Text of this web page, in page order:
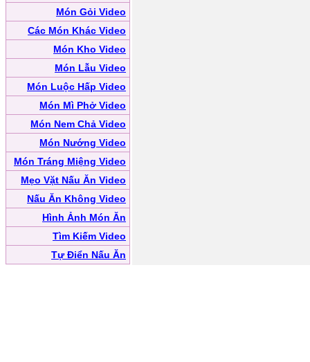
Món Gỏi Video
Các Món Khác Video
Món Kho Video
Món Lẫu Video
Món Luộc Hấp Video
Món Mì Phở Video
Món Nem Chả Video
Món Nướng Video
Món Tráng Miệng Video
Mẹo Vặt Nấu Ăn Video
Nấu Ăn Không Video
Hình Ảnh Món Ăn
Tìm Kiếm Video
Tự Điển Nấu Ăn